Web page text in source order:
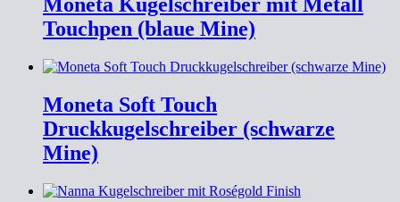
Touchpen (blaue Mine)
Moneta Soft Touch
Druckkugelschreiber (schwarze
Mine)